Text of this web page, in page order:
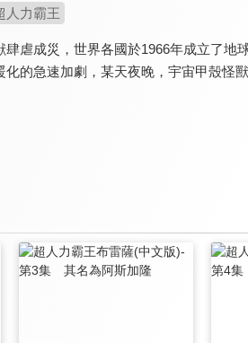
人力霸王
肆虐成災，世界各國於1966年成立了
化的急速加劇，某天夜晚，宇宙甲殼怪